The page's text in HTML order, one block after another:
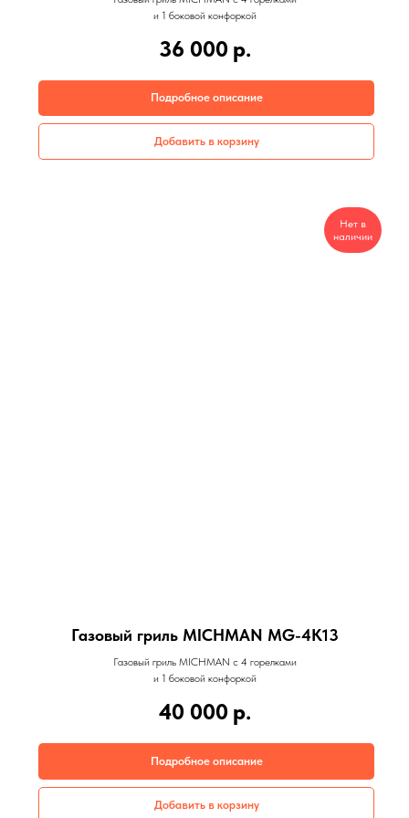
и 1 боковой конфоркой
36 000 р.
Подробное описание
Добавить в корзину
Нет в
наличии
Газовый гриль MICHMAN MG-4K13
Газовый гриль MICHMAN с 4 горелками
и 1 боковой конфоркой
40 000 р.
Подробное описание
Добавить в корзину